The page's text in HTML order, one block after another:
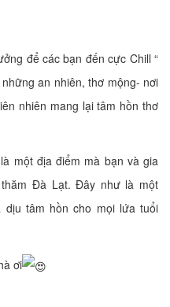
để các bạn đến cực Chill “
an nhiên, thơ mộng- nơi
nhiên mang lại tâm hồn thơ
một địa điểm mà bạn và gia
Đà Lạt. Đây như là một
tâm hồn cho mọi lứa tuổi
ơi